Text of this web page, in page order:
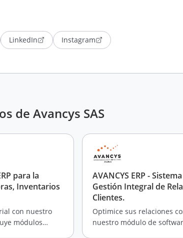
LinkedIn Instagram
de Avancys SAS
para la
Inventarios
con nuestro
módulos
AVANCYS ERP -
Gestión Integral de
Clientes.
Optimice sus relaciones
nuestro módulo de